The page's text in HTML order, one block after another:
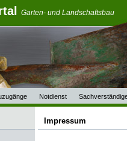
Garten- und Landschaftsbau
Notdienst
Impressum